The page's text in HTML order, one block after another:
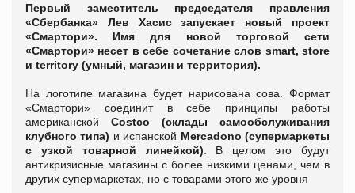
Первый заместитель председателя правления
«Сбербанка» Лев Хасис запускает новый проект
«Смартори». Имя для новой торговой сети
«Смартори» несет в себе сочетание слов smart, store
и territory (умный, магазин и территория).
На логотипе магазина будет нарисована сова. Формат
«Смартори» соединит в себе принципы работы
американской Costco (склады самообслуживания
клубного типа) и испанской Mercadono (супермаркеты
с узкой товарной линейкой) . В целом это будут
антикризисные магазины с более низкими ценами, чем в
других супермаркетах, но с товарами этого же уровня